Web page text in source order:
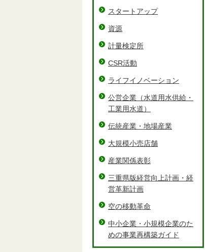
スタートアップ
資源
計量検定所
CSR活動
ライフイノベーション
公営企業（水道用水供給・
工業用水道）
伝統産業・地場産業
大規模小売店舗
産業関係表彰
三重県版経営向上計画・経
営革新計画
空の移動革命
中小企業・小規模企業のた
めの事業再構築ガイド